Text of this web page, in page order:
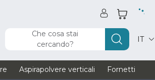
Che cosa stai
cercando?
IT
Aspirapolvere verticali Fornetti